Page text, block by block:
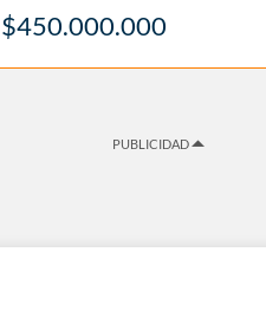
$450.000.000
PUBLICIDAD